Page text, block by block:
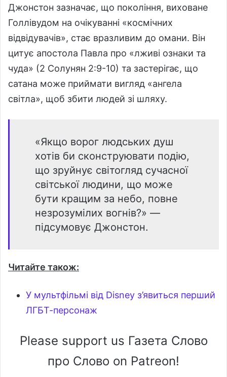
Джонстон зазначає, що покоління, виховане
Голлівудом на очікуванні «космічних
відвідувачів», стає вразливим до омани. Він
цитує апостола Павла про «лживі ознаки та
чуда» (2 Солунян 2:9-10) та застерігає, що
сатана може приймати вигляд «ангела
світла», щоб збити людей зі шляху.
«Якщо ворог людських душ
хотів би сконструювати подію,
що зруйнує світогляд сучасної
світської людини, що може
бути кращим за небо, повне
незрозумілих вогнів?» —
підсумовує Джонстон.
Читайте також:
У мультфільмі від Disney з’явиться перший
ЛГБТ-персонаж
Please support us Газета Слово
про Слово on Patreon!